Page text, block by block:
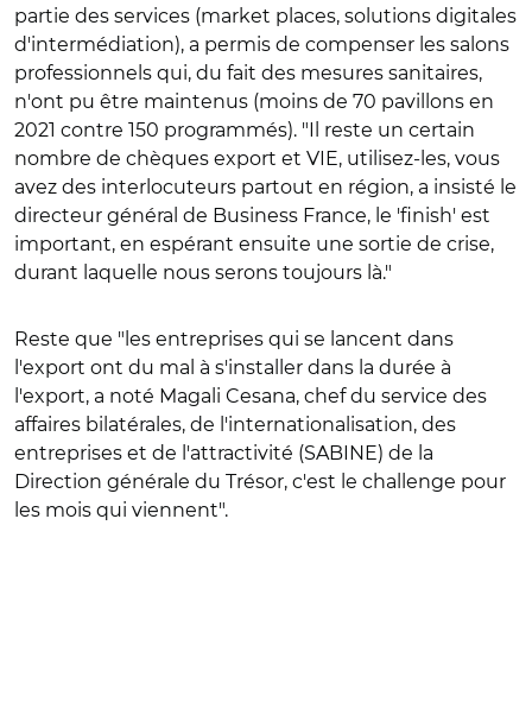
partie des services (market places, solutions digitales
d'intermédiation), a permis de compenser les salons
professionnels qui, du fait des mesures sanitaires,
n'ont pu être maintenus (moins de 70 pavillons en
2021 contre 150 programmés). "Il reste un certain
nombre de chèques export et VIE, utilisez-les, vous
avez des interlocuteurs partout en région, a insisté le
directeur général de Business France, le 'finish' est
important, en espérant ensuite une sortie de crise,
durant laquelle nous serons toujours là."
Reste que "les entreprises qui se lancent dans
l'export ont du mal à s'installer dans la durée à
l'export, a noté Magali Cesana, chef du service des
affaires bilatérales, de l'internationalisation, des
entreprises et de l'attractivité (SABINE) de la
Direction générale du Trésor, c'est le challenge pour
les mois qui viennent".